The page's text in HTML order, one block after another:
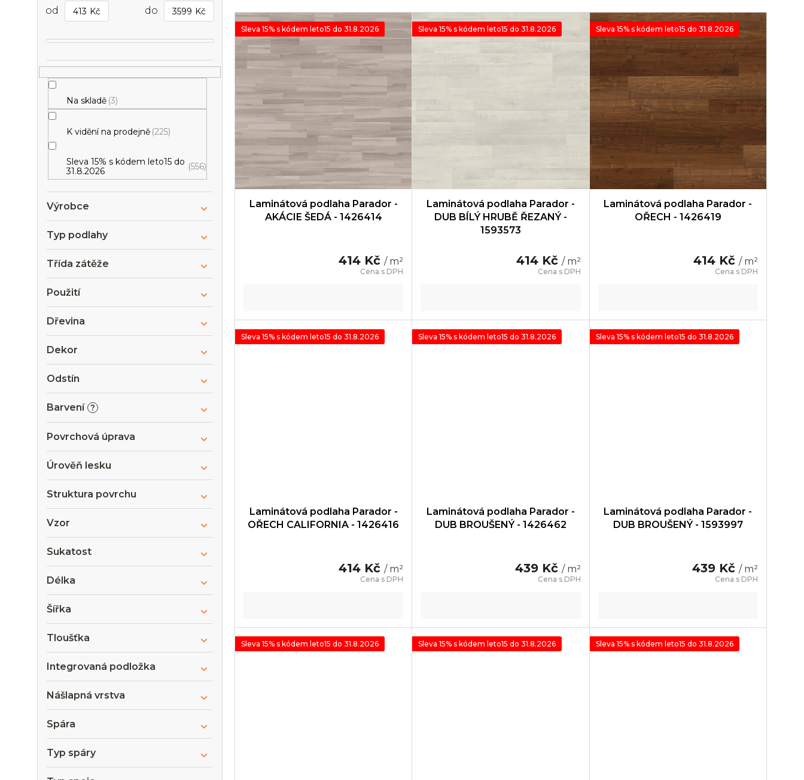
n
í
413 Kč 3599 Kč
Na skladě 3
K vidění na prodejně 225
Sleva 15% s kódem leto15 do
31.8.2026
556
Výrobce
Typ podlahy
Třída zátěže
Použití
Dřevina
Dekor
Odstín
Barvení ?
Povrchová úprava
Úrověň lesku
Struktura povrchu
Vzor
Sukatost
Délka
Šířka
Tloušťka
Integrovaná podložka
Nášlapná vrstva
Spára
Typ spáry
e
n
í
o
d
k
t
ů
V
p
i
s
p
r
o
u
t
ů
Sleva 15% s kódem leto15 do 31.8.2026
Laminátová podlaha Parador -
AKÁCIE ŠEDÁ - 1426414
414 Kč/ m²
Sleva 15% s kódem leto15 do 31.8.2026
Laminátová podlaha Parador -
DUB BÍLÝ HRUBĚ ŘEZANÝ -
1593573
414 Kč / m²
Sleva 15% s kódem leto15 do 31.8.2026
Laminátová podlaha Parador -
OŘECH - 1426419
414 Kč / m²
Sleva 15% s kódem leto15 do 31.8.2026
Laminátová podlaha Parador -
OŘECH CALIFORNIA - 1426416
414 Kč/ m²
Sleva 15% s kódem leto15 do 31.8.2026
Laminátová podlaha Parador -
DUB BROUŠENÝ - 1426462
439 Kč / m²
Sleva 15% s kódem leto15 do 31.8.2026
Laminátová podlaha Parador -
DUB BROUŠENÝ - 1593997
439 Kč / m²
Sleva 15% s kódem leto15 do 31.8.2026 Sleva 15% s kódem leto15 do 31.8.2026 Sleva 15% s kódem leto15 do 31.8.2026